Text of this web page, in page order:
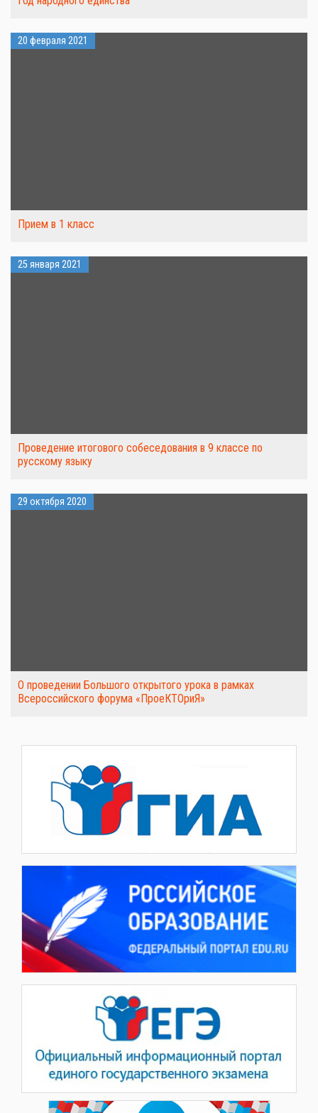
20 февраля 2021
Прием в 1 класс
25 января 2021
Проведение итогового собеседования в 9 классе по
русскому языку
29 октября 2020
О проведении Большого открытого урока в рамках
Всероссийского форума «ПроеКТОриЯ»